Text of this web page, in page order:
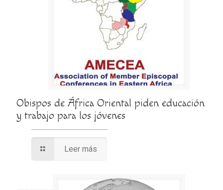
Obispos de África Oriental piden educación
y trabajo para los jóvenes
Leer más